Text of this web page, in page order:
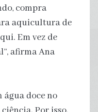
compra
aquicultura de
Em vez de
afirma Ana
água doce no